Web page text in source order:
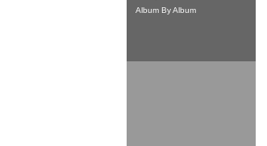
Album By Album